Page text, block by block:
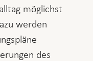
möglichst
werden
des